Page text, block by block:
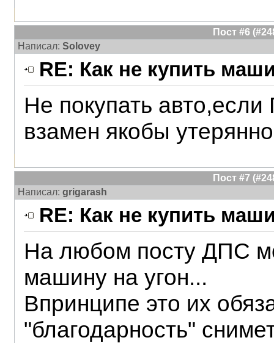
Пост #6
Написал: Solovey
RE: Как не купить
Не покупать
взамен якобы
Пост #7
Написал: grigarash
RE: Как не купить
На любом посту ДПС
машину на угон...
Впринципе это их
"благодарность"